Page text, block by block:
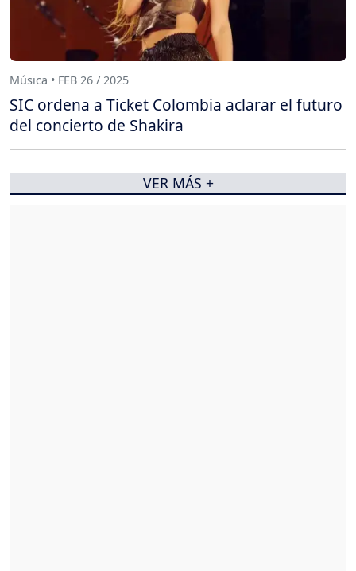
Música • FEB 26 / 2025
SIC ordena a Ticket Colombia aclarar el futuro
del concierto de Shakira
VER MÁS +